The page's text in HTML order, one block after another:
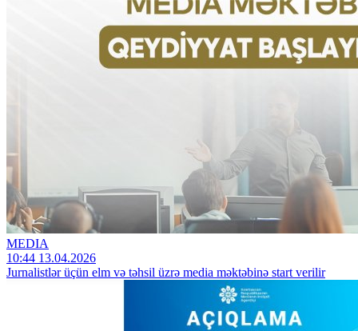
MEDIA
10:44 13.04.2026
Jurnalistlər üçün elm və təhsil üzrə media məktəbinə start verilir